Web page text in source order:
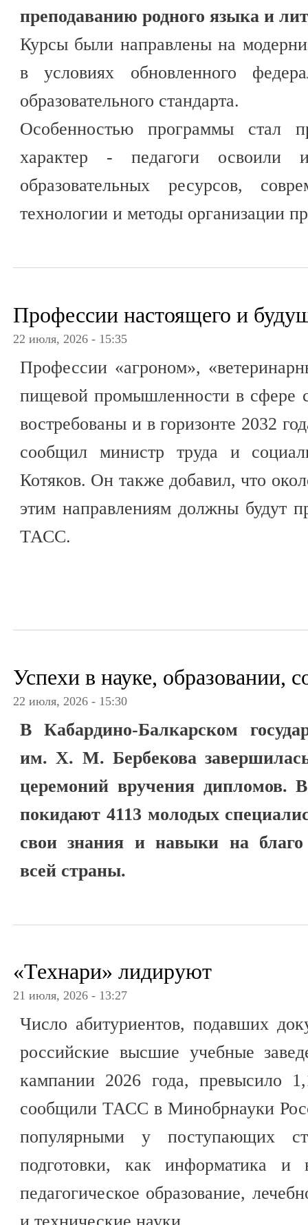
преподаванию родного языка и
Курсы были направлены на
в условиях обновленного
образовательного стандарта.
Особенностью программы стал
характер - педагоги освоили
образовательных ресурсов,
технологии и методы организации
Профессии настоящего и
22 июля, 2026 - 15:35
Профессии «агроном»,
пищевой промышленности в сфере
востребованы и в горизонте 2032
сообщил министр труда и
Котяков. Он также добавил, что
этим направлениям должны будут
ТАСС.
Успехи в науке, образовании,
22 июля, 2026 - 15:30
В Кабардино-Балкарском
им. Х. М. Бербекова
церемоний вручения дипломов.
покидают 4113 молодых
свои знания и навыки на
всей страны.
«Технари» лидируют
21 июля, 2026 - 13:27
Число абитуриентов, подавших
российские высшие учебные
кампании 2026 года, превысило
сообщили ТАСС в Минобрнауки
популярными у поступающих
подготовки, как информатика и
педагогическое образование,